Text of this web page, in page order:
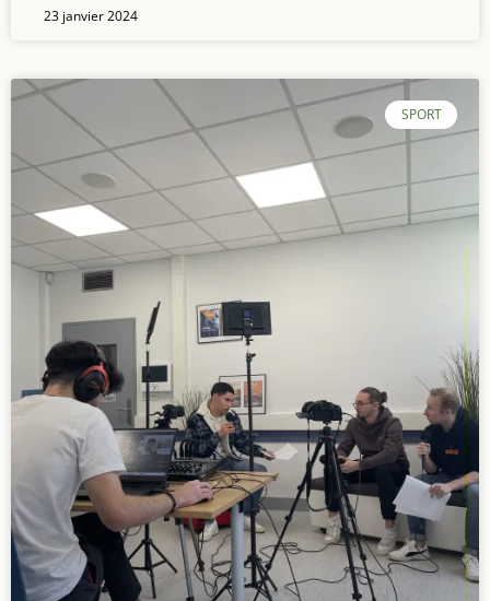
23 janvier 2024
SPORT